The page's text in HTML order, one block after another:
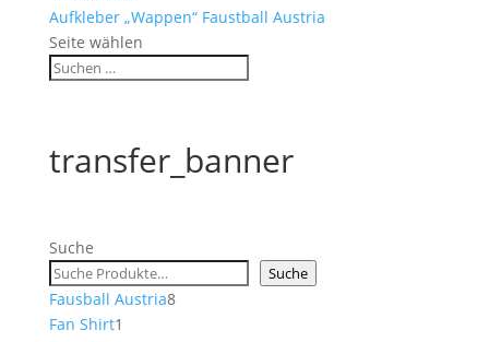
Aufkleber „Wappen“ Faustball Austria
Seite wählen
transfer_banner
Suche
Suche
Fausball Austria88
Fan Shirt1